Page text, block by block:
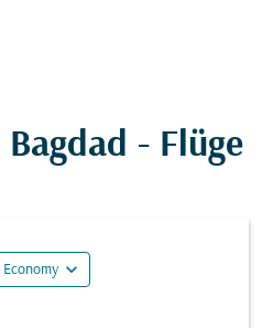
- Flüge
Economy expand_more